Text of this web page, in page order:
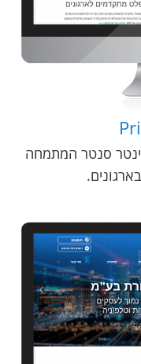
סנטר המתמחה